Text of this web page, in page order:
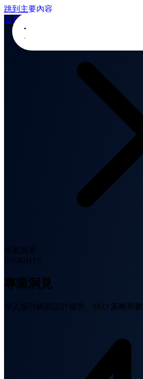
跳到主要內容
首頁
專業洞見
INSIGHTS
專業洞見
深入探討網頁設計趨勢、SEO 策略與